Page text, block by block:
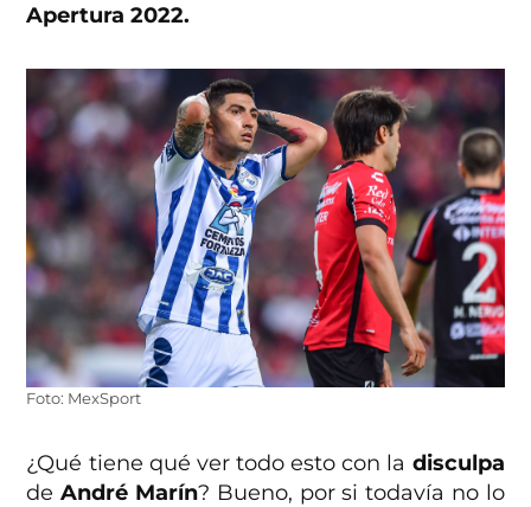
Apertura 2022.
Foto: MexSport
¿Qué tiene qué ver todo esto con la disculpa
deAndré Marín? Bueno, por si todavía no lo